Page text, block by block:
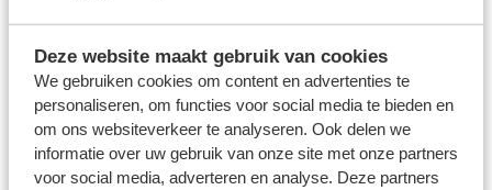
Deze website maakt gebruik van cookies
We gebruiken cookies om content en advertenties te
personaliseren, om functies voor social media te bieden en
om ons websiteverkeer te analyseren. Ook delen we
informatie over uw gebruik van onze site met onze partners
voor social media, adverteren en analyse. Deze partners
Memoireringen
Verlovingsringen
Vriendschapsringen
Over ons
Aller Spanninga